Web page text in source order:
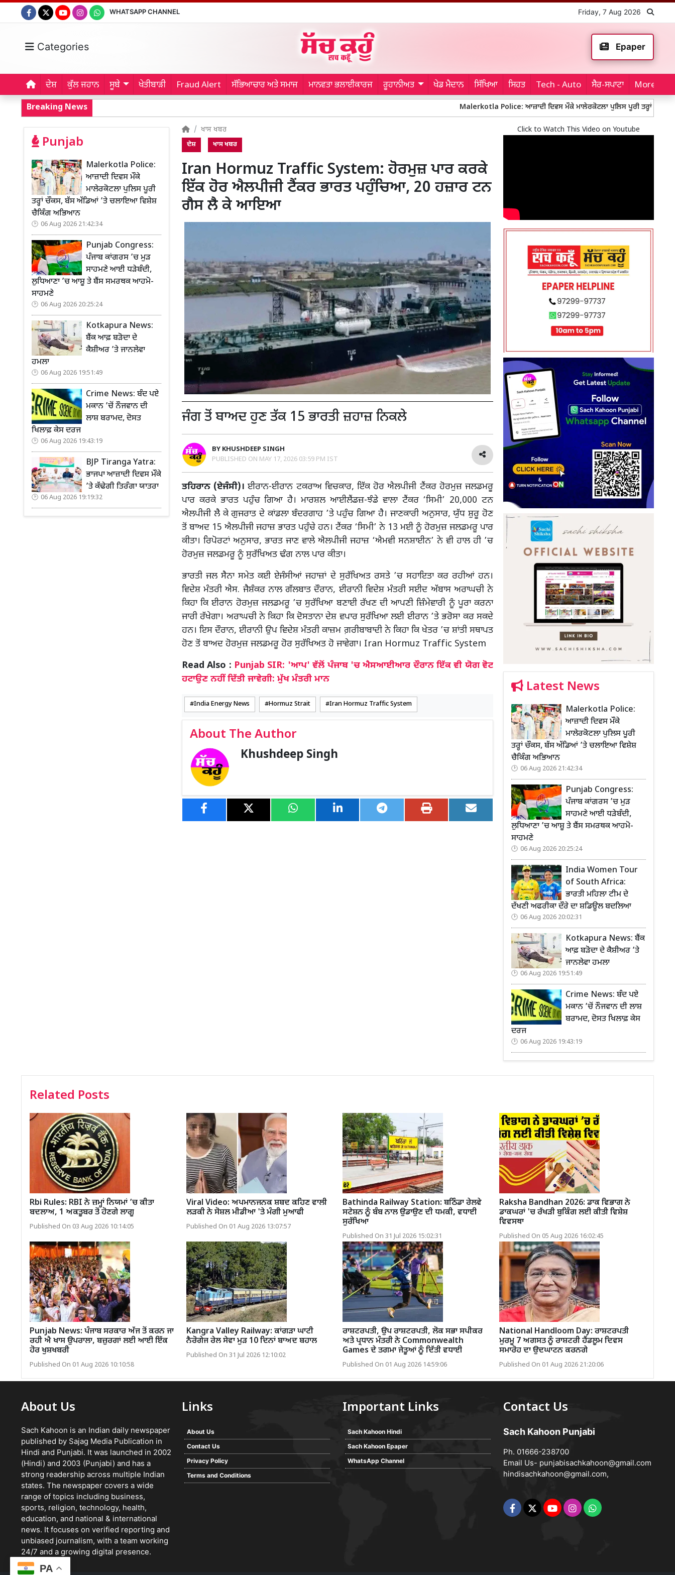
WHATSAPP CHANNEL Friday, 7 Aug 2026
Categories Epaper
ਦੇਸ਼ ਕੁੱਲ ਜਹਾਨ ਸੂਬੇ ਖੇਤੀਬਾੜੀ Fraud Alert ਸੱਭਿਆਚਾਰ ਅਤੇ ਸਮਾਜ ਮਾਨਵਤਾ ਭਲਾਈਕਾਰਜ ਰੂਹਾਨੀਅਤ ਖੇਡ ਮੈਦਾਨ ਸਿੱਖਿਆ ਸਿਹਤ Tech - Auto ਸੈਰ-ਸਪਾਟਾ More...
Breaking News Malerkotla Police: ਆਜ਼ਾਦੀ ਦਿਵਸ ਮੌਕੇ ਮਾਲੇਰਕੋਟਲਾ ਪੁਲਿਸ ਪੂਰੀ ਤਰ੍ਹਾਂ ਚੌਕਸ, ਬੱਸ
Punjab
Malerkotla Police:
ਆਜ਼ਾਦੀ ਦਿਵਸ ਮੌਕੇ
ਮਾਲੇਰਕੋਟਲਾ ਪੁਲਿਸ ਪੂਰੀ
ਤਰ੍ਹਾਂ ਚੌਕਸ, ਬੱਸ ਅੱਡਿਆਂ ’ਤੇ ਚਲਾਇਆ ਵਿਸ਼ੇਸ਼
ਚੈਕਿੰਗ ਅਭਿਆਨ
06 Aug 2026 21:42:34
Punjab Congress:
ਪੰਜਾਬ ਕਾਂਗਰਸ ’ਚ ਮੁੜ
ਸਾਹਮਣੇ ਆਈ ਧੜੇਬੰਦੀ,
ਲੁਧਿਆਣਾ ’ਚ ਆਸ਼ੂ ਤੇ ਬੈਂਸ ਸਮਰਥਕ ਆਹਮੋ-
ਸਾਹਮਣੇ
06 Aug 2026 20:25:24
Kotkapura News:
ਬੈਂਕ ਆਫ਼ ਬੜੋਦਾ ਦੇ
ਕੈਸ਼ੀਅਰ ’ਤੇ ਜਾਨਲੇਵਾ
ਹਮਲਾ
06 Aug 2026 19:51:49
Crime News: ਬੰਦ ਪਏ
ਮਕਾਨ ’ਚੋਂ ਨੌਜਵਾਨ ਦੀ
ਲਾਸ਼ ਬਰਾਮਦ, ਦੋਸਤ
ਖਿਲਾਫ਼ ਕੇਸ ਦਰਜ
06 Aug 2026 19:43:19
BJP Tiranga Yatra:
ਭਾਜਪਾ ਆਜ਼ਾਦੀ ਦਿਵਸ ਮੌਕੇ
’ਤੇ ਕੱਢੇਗੀ ਤਿਰੰਗਾ ਯਾਤਰਾ
06 Aug 2026 19:19:32
ਖਾਸ ਖਬਰ
ਦੇਸ਼ ਖਾਸ ਖਬਰ
Iran Hormuz Traffic System: ਹੋਰਮੁਜ਼ ਪਾਰ ਕਰਕੇ
ਇੱਕ ਹੋਰ ਐਲਪੀਜੀ ਟੈਂਕਰ ਭਾਰਤ ਪਹੁੰਚਿਆ, 20 ਹਜ਼ਾਰ ਟਨ
ਗੈਸ ਲੈ ਕੇ ਆਇਆ
ਜੰਗ ਤੋਂ ਬਾਅਦ ਹੁਣ ਤੱਕ 15 ਭਾਰਤੀ ਜ਼ਹਾਜ਼ ਨਿਕਲੇ
BY KHUSHDEEP SINGH
PUBLISHED ON MAY 17, 2026 03:59 PM IST
ਤਹਿਰਾਨ (ਏਜੰਸੀ)।ਈਰਾਨ-ਈਰਾਨ ਟਕਰਾਅ ਵਿਚਕਾਰ, ਇੱਕ ਹੋਰ ਐਲਪੀਜੀ ਟੈਂਕਰ ਹੋਰਮੁਜ਼ ਜਲਡਮਰੂ
ਪਾਰ ਕਰਕੇ ਭਾਰਤ ਪਹੁੰਚ ਗਿਆ ਹੈ। ਮਾਰਸ਼ਲ ਆਈਲੈਂਡਜ਼-ਝੰਡੇ ਵਾਲਾ ਟੈਂਕਰ ‘ਸਿਮੀ’ 20,000 ਟਨ
ਐਲਪੀਜੀ ਲੈ ਕੇ ਗੁਜਰਾਤ ਦੇ ਕਾਂਡਲਾ ਬੰਦਰਗਾਹ ’ਤੇ ਪਹੁੰਚ ਗਿਆ ਹੈ। ਜਾਣਕਾਰੀ ਅਨੁਸਾਰ, ਯੁੱਧ ਸ਼ੁਰੂ ਹੋਣ
ਤੋਂ ਬਾਅਦ 15 ਐਲਪੀਜੀ ਜਹਾਜ਼ ਭਾਰਤ ਪਹੁੰਚੇ ਹਨ। ਟੈਂਕਰ ‘ਸਿਮੀ’ ਨੇ 13 ਮਈ ਨੂੰ ਹੋਰਮੁਜ਼ ਜਲਡਮਰੂ ਪਾਰ
ਕੀਤਾ। ਰਿਪੋਰਟਾਂ ਅਨੁਸਾਰ, ਭਾਰਤ ਜਾਣ ਵਾਲੇ ਐਲਪੀਜੀ ਜਹਾਜ਼ ‘ਐਮਵੀ ਸਨਸ਼ਾਈਨ’ ਨੇ ਵੀ ਹਾਲ ਹੀ ’ਚ
ਹੋਰਮੁਜ਼ ਜਲਡਮਰੂ ਨੂੰ ਸੁਰੱਖਿਅਤ ਢੰਗ ਨਾਲ ਪਾਰ ਕੀਤਾ।
ਭਾਰਤੀ ਜਲ ਸੈਨਾ ਸਮੇਤ ਕਈ ਏਜੰਸੀਆਂ ਜਹਾਜ਼ਾਂ ਦੇ ਸੁਰੱਖਿਅਤ ਰਸਤੇ ’ਚ ਸਹਾਇਤਾ ਕਰ ਰਹੀਆਂ ਹਨ।
ਵਿਦੇਸ਼ ਮੰਤਰੀ ਐਸ. ਜੈਸ਼ੰਕਰ ਨਾਲ ਗੱਲਬਾਤ ਦੌਰਾਨ, ਈਰਾਨੀ ਵਿਦੇਸ਼ ਮੰਤਰੀ ਸਈਦ ਅੱਬਾਸ ਅਰਾਘਚੀ ਨੇ
ਕਿਹਾ ਕਿ ਈਰਾਨ ਹੋਰਮੁਜ਼ ਜਲਡਮਰੂ ’ਚ ਸੁਰੱਖਿਆ ਬਣਾਈ ਰੱਖਣ ਦੀ ਆਪਣੀ ਜ਼ਿੰਮੇਵਾਰੀ ਨੂੰ ਪੂਰਾ ਕਰਨਾ
ਜਾਰੀ ਰੱਖੇਗਾ। ਅਰਾਘਚੀ ਨੇ ਕਿਹਾ ਕਿ ਦੋਸਤਾਨਾ ਦੇਸ਼ ਵਪਾਰ ਸੁਰੱਖਿਆ ਲਈ ਈਰਾਨ ’ਤੇ ਭਰੋਸਾ ਕਰ ਸਕਦੇ
ਹਨ। ਇਸ ਦੌਰਾਨ, ਈਰਾਨੀ ਉਪ ਵਿਦੇਸ਼ ਮੰਤਰੀ ਕਾਜ਼ਮ ਗ਼ਰੀਬਾਬਾਦੀ ਨੇ ਕਿਹਾ ਕਿ ਖੇਤਰ ’ਚ ਸ਼ਾਂਤੀ ਸਥਾਪਤ
ਹੋਣ ਤੋਂ ਬਾਅਦ ਹੋਰਮੁਜ਼ ਜਲਡਮਰੂ ਹੋਰ ਸੁਰੱਖਿਅਤ ਹੋ ਜਾਵੇਗਾ। Iran Hormuz Traffic System
Read Also : Punjab SIR: 'ਆਪ' ਵੱਲੋਂ ਪੰਜਾਬ 'ਚ ਐਸਆਈਆਰ ਦੌਰਾਨ ਇੱਕ ਵੀ ਯੋਗ ਵੋਟ
ਹਟਾਉਣ ਨਹੀਂ ਦਿੱਤੀ ਜਾਵੇਗੀ: ਮੁੱਖ ਮੰਤਰੀ ਮਾਨ
India Energy News Hormuz Strait Iran Hormuz Traffic System
About The Author
Khushdeep Singh
Click to Watch This Video on Youtube
Latest News
Malerkotla Police:
ਆਜ਼ਾਦੀ ਦਿਵਸ ਮੌਕੇ
ਮਾਲੇਰਕੋਟਲਾ ਪੁਲਿਸ ਪੂਰੀ
ਤਰ੍ਹਾਂ ਚੌਕਸ, ਬੱਸ ਅੱਡਿਆਂ ’ਤੇ ਚਲਾਇਆ ਵਿਸ਼ੇਸ਼
ਚੈਕਿੰਗ ਅਭਿਆਨ
06 Aug 2026 21:42:34
Punjab Congress:
ਪੰਜਾਬ ਕਾਂਗਰਸ ’ਚ ਮੁੜ
ਸਾਹਮਣੇ ਆਈ ਧੜੇਬੰਦੀ,
ਲੁਧਿਆਣਾ ’ਚ ਆਸ਼ੂ ਤੇ ਬੈਂਸ ਸਮਰਥਕ ਆਹਮੋ-
ਸਾਹਮਣੇ
06 Aug 2026 20:25:24
India Women Tour
of South Africa:
ਭਾਰਤੀ ਮਹਿਲਾ ਟੀਮ ਦੇ
ਦੱਖਣੀ ਅਫਰੀਕਾ ਦੌਰੇ ਦਾ ਸ਼ਡਿਊਲ ਬਦਲਿਆ
06 Aug 2026 20:02:31
Kotkapura News: ਬੈਂਕ
ਆਫ਼ ਬੜੋਦਾ ਦੇ ਕੈਸ਼ੀਅਰ ’ਤੇ
ਜਾਨਲੇਵਾ ਹਮਲਾ
06 Aug 2026 19:51:49
Crime News: ਬੰਦ ਪਏ
ਮਕਾਨ ’ਚੋਂ ਨੌਜਵਾਨ ਦੀ ਲਾਸ਼
ਬਰਾਮਦ, ਦੋਸਤ ਖਿਲਾਫ਼ ਕੇਸ
ਦਰਜ
06 Aug 2026 19:43:19
Related Posts
Rbi Rules: RBI ਨੇ ਜ਼ਮ੍ਹਾਂ ਨਿਯਮਾਂ ’ਚ ਕੀਤਾ
ਬਦਲਾਅ, 1 ਅਕਤੂਬਰ ਤੋਂ ਹੋਣਗੇ ਲਾਗੂ
Published On 03 Aug 2026 10:14:05
Viral Video: ਅਪਮਾਨਜਨਕ ਸ਼ਬਦ ਕਹਿਣ ਵਾਲੀ
ਲੜਕੀ ਨੇ ਸੋਸ਼ਲ ਮੀਡੀਆ 'ਤੇ ਮੰਗੀ ਮੁਆਫੀ
Published On 01 Aug 2026 13:07:57
Bathinda Railway Station: ਬਠਿੰਡਾ ਰੇਲਵੇ
ਸਟੇਸ਼ਨ ਨੂੰ ਬੰਬ ਨਾਲ ਉਡਾਉਣ ਦੀ ਧਮਕੀ, ਵਧਾਈ
ਸੁਰੱਖਿਆ
Published On 31 Jul 2026 15:02:31
Raksha Bandhan 2026: ਡਾਕ ਵਿਭਾਗ ਨੇ
ਡਾਕਘਰਾਂ 'ਚ ਰੱਖੜੀ ਬੁਕਿੰਗ ਲਈ ਕੀਤੀ ਵਿਸ਼ੇਸ਼
ਵਿਵਸਥਾ
Published On 05 Aug 2026 16:02:45
Punjab News: ਪੰਜਾਬ ਸਰਕਾਰ ਅੱਜ ਤੋਂ ਕਰਨ ਜਾ
ਰਹੀ ਐ ਖਾਸ ਉਪਰਾਲਾ, ਬਜ਼ੁਰਗਾਂ ਲਈ ਆਈ ਇੱਕ
ਹੋਰ ਖੁਸ਼ਖਬਰੀ
Published On 01 Aug 2026 10:10:58
Kangra Valley Railway: ਕਾਂਗੜਾ ਘਾਟੀ
ਨੈਰੋਗੇਜ ਰੇਲ ਸੇਵਾ ਮੁੜ 10 ਦਿਨਾਂ ਬਾਅਦ ਬਹਾਲ
Published On 31 Jul 2026 12:10:02
ਰਾਸ਼ਟਰਪਤੀ, ਉਪ ਰਾਸ਼ਟਰਪਤੀ, ਲੋਕ ਸਭਾ ਸਪੀਕਰ
ਅਤੇ ਪ੍ਰਧਾਨ ਮੰਤਰੀ ਨੇ Commonwealth
Games ਦੇ ਤਗਮਾ ਜੇਤੂਆਂ ਨੂੰ ਦਿੱਤੀ ਵਧਾਈ
Published On 01 Aug 2026 14:59:06
National Handloom Day: ਰਾਸ਼ਟਰਪਤੀ
ਮੁਰਮੂ 7 ਅਗਸਤ ਨੂੰ ਰਾਸ਼ਟਰੀ ਹੈਂਡਲੂਮ ਦਿਵਸ
ਸਮਾਰੋਹ ਦਾ ਉਦਘਾਟਨ ਕਰਨਗੇ
Published On 01 Aug 2026 21:20:06
About Us
Sach Kahoon is an Indian daily newspaper
published by Sajag Media Publication in
Hindi and Punjabi. It was launched in 2002
(Hindi) and 2003 (Punjabi) and has a
strong readership across multiple Indian
states. The newspaper covers a wide
range of topics including business,
sports, religion, technology, health,
education, and national & international
news. It focuses on verified reporting and
unbiased journalism, with a team working
24/7 and a growing digital presence.
Links
About Us
Contact Us
Privacy Policy
Terms and Conditions
Important Links
Sach Kahoon Hindi
Sach Kahoon Epaper
WhatsApp Channel
Contact Us
Sach Kahoon Punjabi
Ph. 01666-238700
Email Us- punjabisachkahoon@gmail.com
hindisachkahoon@gmail.com,
PA